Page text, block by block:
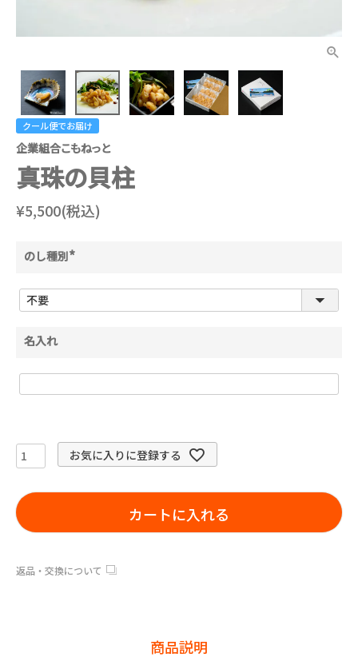
クール便でお届け
企業組合こもねっと
真珠の貝柱
¥5,500(税込)
のし種別
須
名入れ
お気に入りに登録する
カートに入れる
返品・交換について
商品説明